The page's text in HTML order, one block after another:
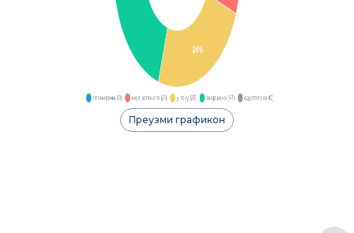
Преузми графикон